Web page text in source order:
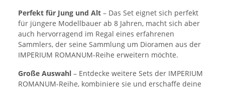
Perfekt für Jung und Alt – Das Set eignet sich perfekt
für jüngere Modellbauer ab 8 Jahren, macht sich aber
auch hervorragend im Regal eines erfahrenen
Sammlers, der seine Sammlung um Dioramen aus der
IMPERIUM ROMANUM-Reihe erweitern möchte.
Große Auswahl – Entdecke weitere Sets der IMPERIUM
ROMANUM-Reihe, kombiniere sie und erschaffe deine